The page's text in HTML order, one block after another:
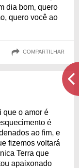
dia bom, quero
quero você ao
COMPARTILHAR
que o amor é
é
ao fim, e
fizemos voltará
Terra que
apaixonado